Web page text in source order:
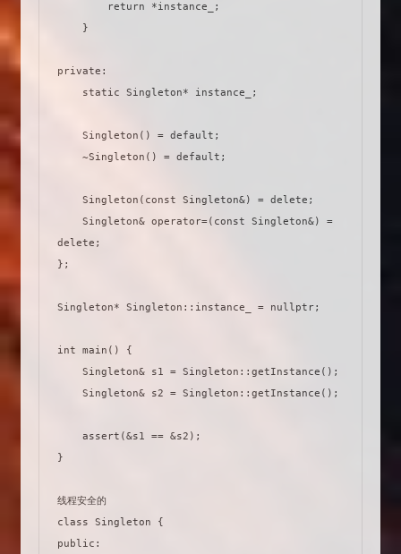
private:
delete;
};
Singleton* Singleton::instance_ = nullptr;
int main() {
}
线程安全的
class Singleton {
public: